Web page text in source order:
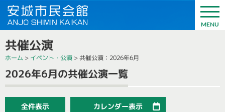
共催公演
ホーム > イベント・公演 >共催公演 ：2026年6月
2026年6月の共催公演一覧
全件表示 カレンダー表示